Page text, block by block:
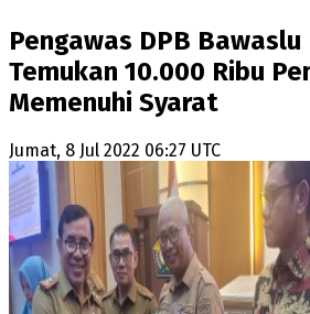
Pengawas DPB
Temukan 10.000 Ribu
Memenuhi Syarat
Jumat, 8 Jul 2022 06:27 UTC